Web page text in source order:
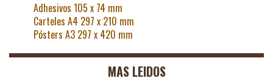
Adhesivos 105 x 74 mm
Carteles A4 297 x 210 mm
Pósters A3 297 x 420 mm
MAS LEIDOS